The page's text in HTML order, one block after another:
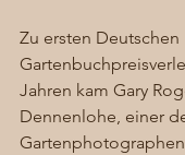
Zu ersten Deutschen
Jahren kam Gary
Dennenlohe, einer